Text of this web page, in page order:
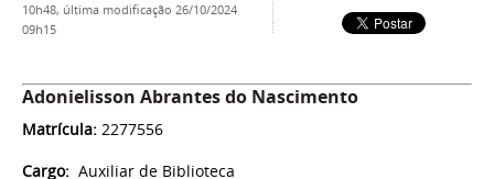
10h48, última modificação 26/10/2024
09h15
Adonielisson Abrantes do Nascimento
Matrícula: 2277556
Cargo: Auxiliar de Biblioteca